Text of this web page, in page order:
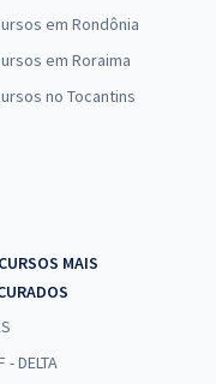
em Rondônia
em Roraima
no Tocantins
MAIS
- DELTA